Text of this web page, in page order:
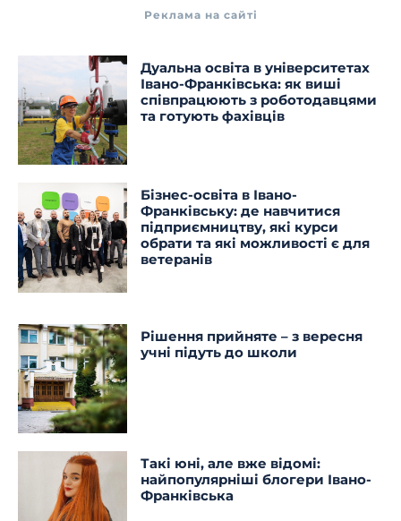
Реклама на сайті
Дуальна освіта в університетах
Івано-Франківська: як виші
співпрацюють з роботодавцями
та готують фахівців
Бізнес-освіта в Івано-
Франківську: де навчитися
підприємництву, які курси
обрати та які можливості є для
ветеранів
Рішення прийняте – з вересня
учні підуть до школи
Такі юні, але вже відомі:
найпопулярніші блогери Івано-
Франківська